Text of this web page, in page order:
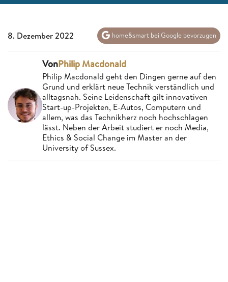
8. Dezember 2022 home&smart bei Google bevorzugen
VonPhilip Macdonald
Philip Macdonald geht den Dingen gerne auf den
Grund und erklärt neue Technik verständlich und
alltagsnah. Seine Leidenschaft gilt innovativen
Start-up-Projekten, E-Autos, Computern und
allem, was das Technikherz noch hochschlagen
lässt. Neben der Arbeit studiert er noch Media,
Ethics & Social Change im Master an der
University of Sussex.